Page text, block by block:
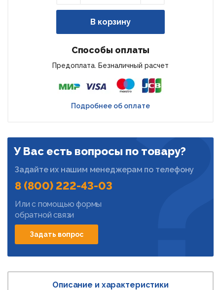
В корзину
Способы оплаты
Предоплата. Безналичный расчет
Подробнее об оплате
У Вас есть вопросы по товару?
Задайте их нашим менеджерам по телефону
8 (800) 222-43-03
Или с помощью формы
обратной связи
Задать вопрос
Описание и характеристики